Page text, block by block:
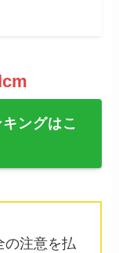
ングはこ
の注意を払